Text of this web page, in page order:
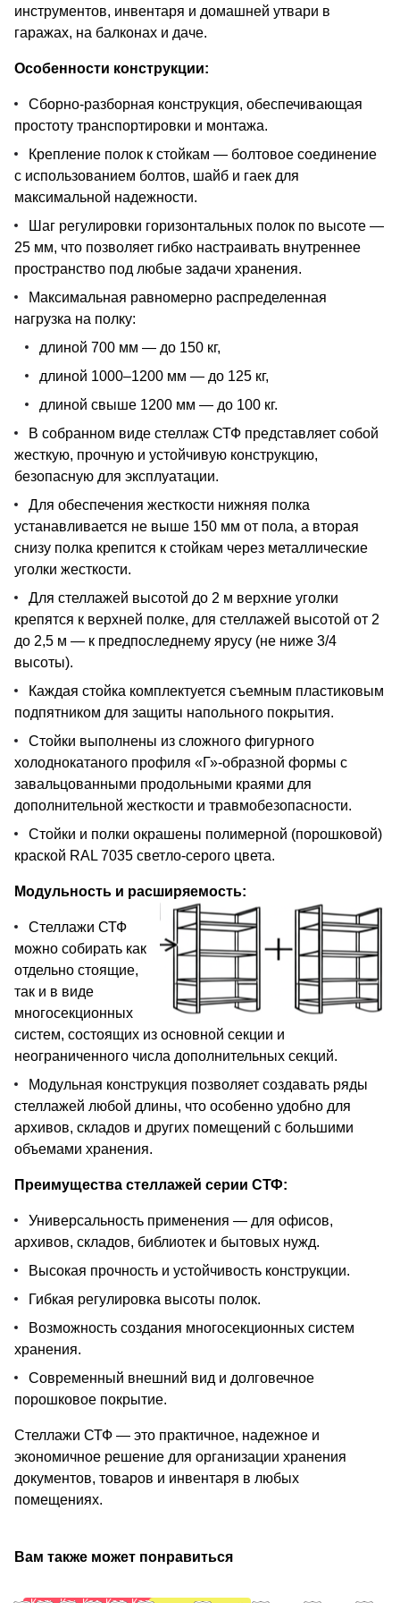
инструментов, инвентаря и домашней утвари в
гаражах, на балконах и даче.
Особенности конструкции:
Сборно-разборная конструкция, обеспечивающая
простоту транспортировки и монтажа.
Крепление полок к стойкам — болтовое соединение
с использованием болтов, шайб и гаек для
максимальной надежности.
Шаг регулировки горизонтальных полок по высоте —
25 мм, что позволяет гибко настраивать внутреннее
пространство под любые задачи хранения.
Максимальная равномерно распределенная
нагрузка на полку:
длиной 700 мм — до 150 кг,
длиной 1000–1200 мм — до 125 кг,
длиной свыше 1200 мм — до 100 кг.
В собранном виде стеллаж СТФ представляет собой
жесткую, прочную и устойчивую конструкцию,
безопасную для эксплуатации.
Для обеспечения жесткости нижняя полка
устанавливается не выше 150 мм от пола, а вторая
снизу полка крепится к стойкам через металлические
уголки жесткости.
Для стеллажей высотой до 2 м верхние уголки
крепятся к верхней полке, для стеллажей высотой от 2
до 2,5 м — к предпоследнему ярусу (не ниже 3/4
высоты).
Каждая стойка комплектуется съемным пластиковым
подпятником для защиты напольного покрытия.
Стойки выполнены из сложного фигурного
холоднокатаного профиля «Г»-образной формы с
завальцованными продольными краями для
дополнительной жесткости и травмобезопасности.
Стойки и полки окрашены полимерной (порошковой)
краской RAL 7035 светло-серого цвета.
Модульность и расширяемость:
Стеллажи СТФ
можно собирать как
отдельно стоящие,
так и в виде
многосекционных
систем, состоящих из основной секции и
неограниченного числа дополнительных секций.
Модульная конструкция позволяет создавать ряды
стеллажей любой длины, что особенно удобно для
архивов, складов и других помещений с большими
объемами хранения.
Преимущества стеллажей серии СТФ:
Универсальность применения — для офисов,
архивов, складов, библиотек и бытовых нужд.
Высокая прочность и устойчивость конструкции.
Гибкая регулировка высоты полок.
Возможность создания многосекционных систем
хранения.
Современный внешний вид и долговечное
порошковое покрытие.
Стеллажи СТФ — это практичное, надежное и
экономичное решение для организации хранения
документов, товаров и инвентаря в любых
помещениях.
Вам также может понравиться